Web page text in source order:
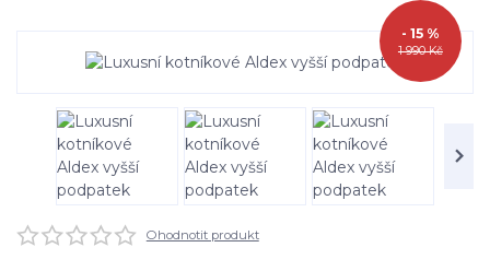
1 990 Kč
- 15 %
Ohodnotit produkt